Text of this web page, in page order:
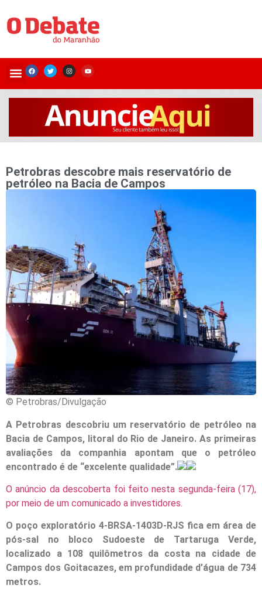
Petrobras descobre mais reservatório de
petróleo na Bacia de Campos
© Petrobras/Divulgação
A Petrobras descobriu um reservatório de petróleo na
Bacia de Campos, litoral do Rio de Janeiro. As primeiras
avaliações da companhia apontam que o petróleo
encontrado é de “excelente qualidade”.
O anúncio da descoberta foi feito nesta segunda-feira (17),
por meio de um comunicado a investidores.
O poço exploratório 4-BRSA-1403D-RJS fica em área de
pós-sal no bloco Sudoeste de Tartaruga Verde,
localizado a 108 quilômetros da costa na cidade de
Campos dos Goitacazes, em profundidade d’água de 734
metros.